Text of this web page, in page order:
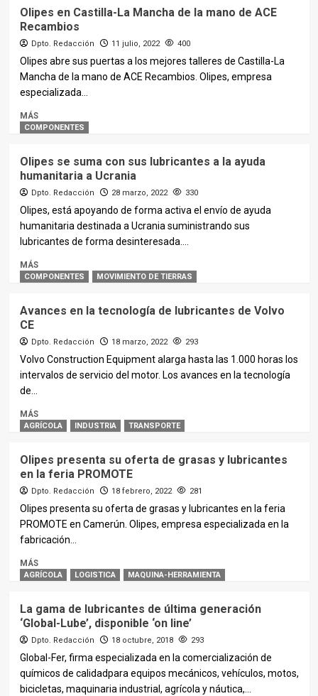
Olipes en Castilla-La Mancha de la mano de ACE
Recambios
Dpto. Redacción 11 julio, 2022 400
Olipes abre sus puertas a los mejores talleres de Castilla-La
Mancha de la mano de ACE Recambios. Olipes, empresa
especializada...
MÁS
COMPONENTES
Olipes se suma con sus lubricantes a la ayuda
humanitaria a Ucrania
Dpto. Redacción 28 marzo, 2022 330
Olipes, está apoyando de forma activa el envío de ayuda
humanitaria destinada a Ucrania suministrando sus
lubricantes de forma desinteresada....
MÁS
COMPONENTES MOVIMIENTO DE TIERRAS
Avances en la tecnología de lubricantes de Volvo
CE
Dpto. Redacción 18 marzo, 2022 293
Volvo Construction Equipment alarga hasta las 1.000 horas los
intervalos de servicio del motor. Los avances en la tecnología
de...
MÁS
AGRÍCOLA INDUSTRIA TRANSPORTE
Olipes presenta su oferta de grasas y lubricantes
en la feria PROMOTE
Dpto. Redacción 18 febrero, 2022 281
Olipes presenta su oferta de grasas y lubricantes en la feria
PROMOTE en Camerún. Olipes, empresa especializada en la
fabricación...
MÁS
AGRÍCOLA LOGISTICA MAQUINA-HERRAMIENTA
La gama de lubricantes de última generación
‘Global-Lube’, disponible ‘on line’
Dpto. Redacción 18 octubre, 2018 293
Global-Fer, firma especializada en la comercialización de
químicos de calidadpara equipos mecánicos, vehículos, motos,
bicicletas, maquinaria industrial, agrícola y náutica,...